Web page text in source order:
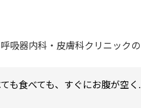
吸器内科・皮膚科クリニックの
ても食べても、すぐにお腹が空く